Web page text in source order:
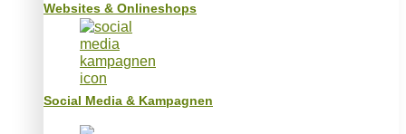
Websites & Onlineshops
Social Media & Kampagnen